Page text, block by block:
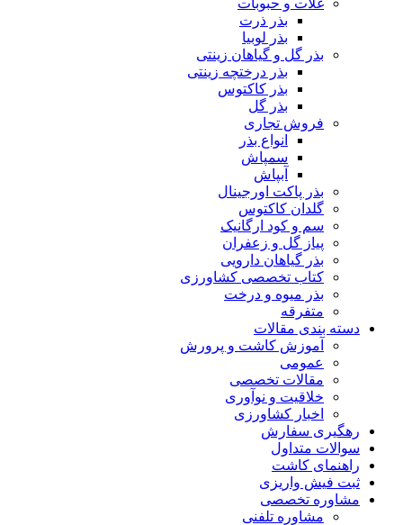
بذر ذرت
بذر لوبیا
بذر گل و گیاهان زینتی
بذر درختچه زینتی
بذر کاکتوس
بذر گل
فروش تجاری
انواع بذر
سمپاش
آبپاش
بذر پاکت اورجینال
گلدان کاکتوس
سم و کود ارگانیک
پیاز گل و زعفران
بذر گیاهان دارویی
کتاب تخصصی کشاورزی
بذر میوه و درخت
متفرقه
دسته بندی مقالات
آموزش کاشت و پرورش
عمومی
مقالات تخصصی
خلاقیت و نوآوری
اخبار کشاورزی
رهگیری سفارش
سوالات متداول
راهنمای کاشت
ثبت فیش واریزی
مشاوره تخصصی
مشاوره تلفنی